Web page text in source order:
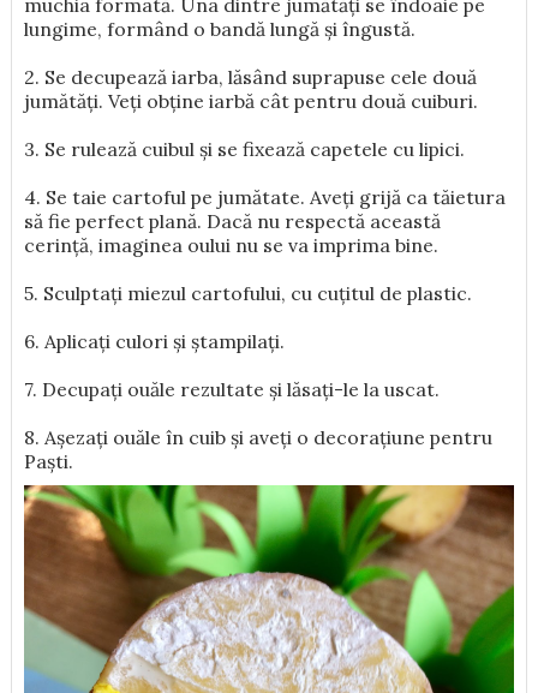
lungime, formând o bandă lungă și îngustă.
2. Se decupează iarba, lăsând suprapuse cele două
jumătăți. Veți obține iarbă cât pentru două cuiburi.
3. Se rulează cuibul și se fixează capetele cu lipici.
4. Se taie cartoful pe jumătate. Aveți grijă ca tăietura
să fie perfect plană. Dacă nu respectă această
cerință, imaginea oului nu se va imprima bine.
5. Sculptați miezul cartofului, cu cuțitul de plastic.
6. Aplicați culori și ștampilați.
7. Decupați ouăle rezultate și lăsați-le la uscat.
8. Așezați ouăle în cuib și aveți o decorațiune pentru
Paști.